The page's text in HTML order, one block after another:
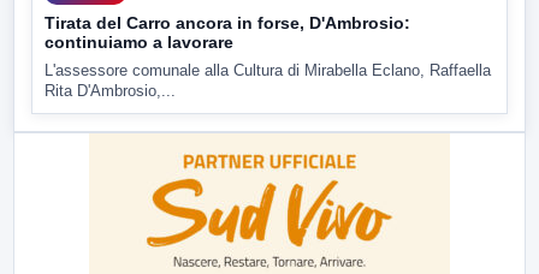
Tirata del Carro ancora in forse, D'Ambrosio:
continuiamo a lavorare
L'assessore comunale alla Cultura di Mirabella Eclano, Raffaella
Rita D'Ambrosio,...